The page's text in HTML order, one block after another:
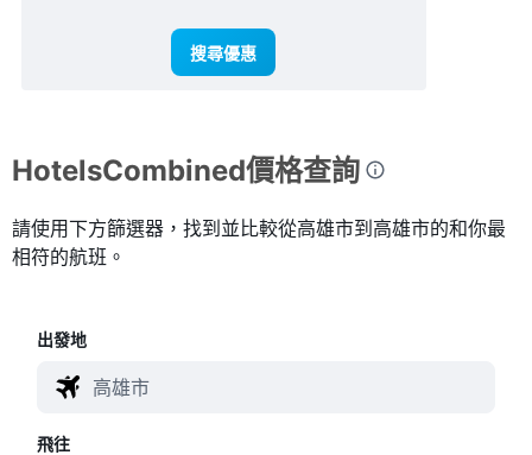
搜尋優惠
HotelsCombined價格查詢
請使用下方篩選器，找到並比較從高雄市到高雄市的和你最
相符的航班。
​出發地
飛往